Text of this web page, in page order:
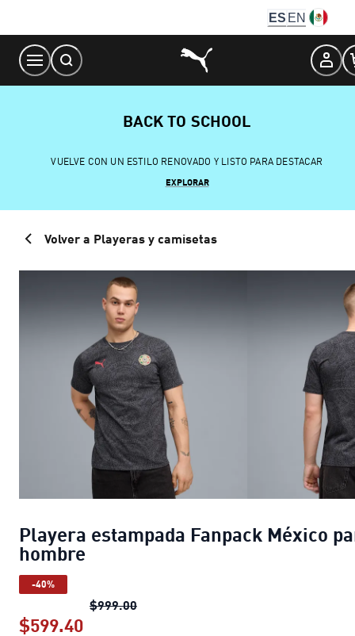
Content
ES EN
BACK TO SCHOOL
VUELVE CON UN ESTILO RENOVADO Y LISTO PARA DESTACAR
EXPLORAR
Volver a Playeras y camisetas
Playera estampada Fanpack México
hombre
-40%
$999.00Playera estampada Fanpack México
$599.40